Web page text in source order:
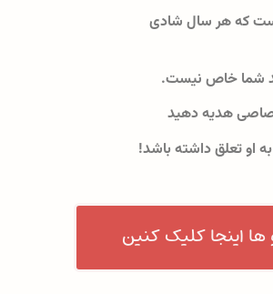
که هر سال شادی
شما خاص نیست.
هدیه دهید
او تعلق داشته باشد!
اینجا کلیک کنین